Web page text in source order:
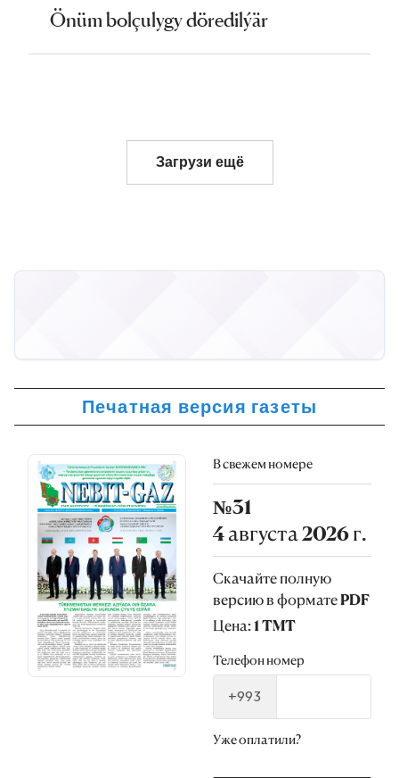
Önüm bolçulygy döredilýär
Загрузи ещё
Печатная версия газеты
В свежем номере
№31
4 августа 2026 г.
Скачайте полную
версию в формате PDF
Цена: 1 TMT
Телефон номер
+993
Уже оплатили?